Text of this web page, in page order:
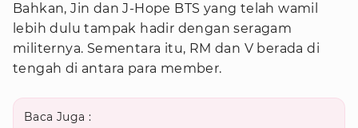
Bahkan, Jin dan J-Hope BTS yang telah wamil
lebih dulu tampak hadir dengan seragam
militernya. Sementara itu, RM dan V berada di
tengah di antara para member.
Baca Juga :